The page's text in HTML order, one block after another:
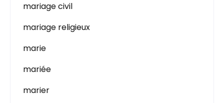
mariage civil
mariage religieux
marie
mariée
marier